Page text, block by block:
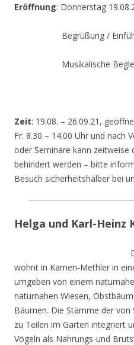
Eröffnung: Donnerstag
Begrüßung /
Musikalische
Zeit: 19.08. – 26.09.21,
Fr. 8.30 – 14.00 Uhr und nach
oder Seminare kann zeitweise
behindert werden – bitte
Besuch sicherheitshalber bei
Helga und Karl-Heinz
wohnt in Kamen-Methler in
umgeben von einem
naturnahen Wiesen,
Bäumen. Die Stämme der
zu Teilen im Garten integriert
Vögeln als Nahrungs-und